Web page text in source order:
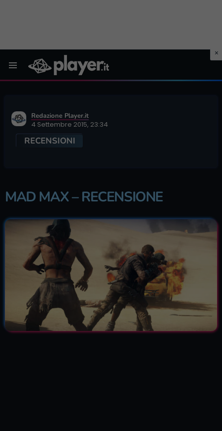
Redazione Player.it
4 Settembre 2015, 23:34
RECENSIONI
MAD MAX – RECENSIONE